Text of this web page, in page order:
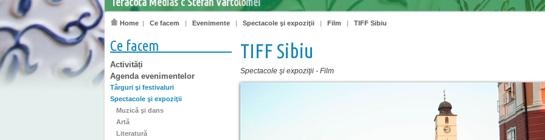
Home | Ce facem | Evenimente | Spectacole şi expoziţii | Film | TIFF Sibiu
Ce facem
Activități
Agenda evenimentelor
Târguri şi festivaluri
Spectacole şi expoziţii
Muzică şi dans
Artă
Literatură
TIFF Sibiu
Spectacole şi expoziţii - Film